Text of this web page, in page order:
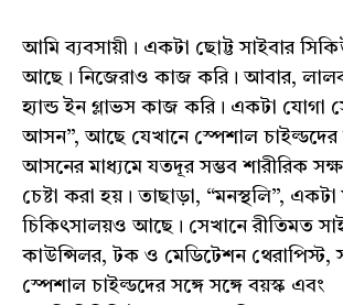
আমি ব্যবসায়ী। একটা ছোট্ট সাইবার
আছে। নিজেরাও কাজ করি। আবার,
হ্যান্ড ইন গ্লাভস কাজ করি। একটা যোগা
আসন”, আছে যেখানে স্পেশাল চাইল্ডদের
আসনের মাধ্যমে যতদূর সম্ভব শারীরিক
চেষ্টা করা হয়। তাছাড়া, “মনস্থলি”,
চিকিৎসালয়ও আছে। সেখানে রীতিমত
কাউন্সিলর, টক ও মেডিটেশন থেরাপিস্ট,
স্পেশাল চাইল্ডদের সঙ্গে সঙ্গে বয়স্ক এবং